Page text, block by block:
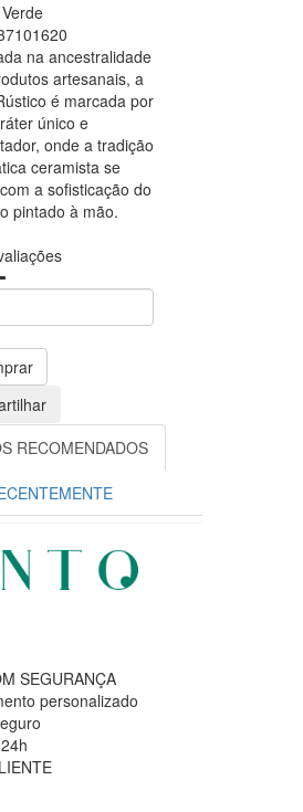
na ancestralidade
artesanais, a
é marcada por
único e
onde a tradição
ceramista se
a sofisticação do
pintado à mão.
RECOMENDADOS
SEGURANÇA
personalizado